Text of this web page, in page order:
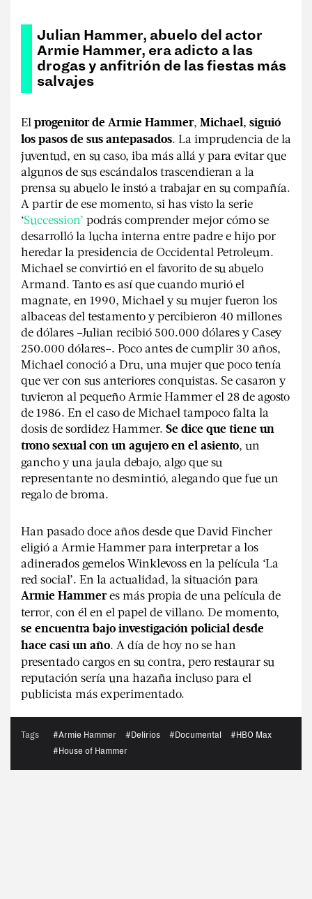
Julian Hammer, abuelo del actor
Armie Hammer, era adicto a las
drogas y anfitrión de las fiestas más
salvajes
El progenitor de Armie Hammer, Michael, siguió
los pasos de sus antepasados. La imprudencia de la
juventud, en su caso, iba más allá y para evitar que
algunos de sus escándalos trascendieran a la
prensa su abuelo le instó a trabajar en su compañía.
A partir de ese momento, si has visto la serie
‘Succession’ podrás comprender mejor cómo se
desarrolló la lucha interna entre padre e hijo por
heredar la presidencia de Occidental Petroleum.
Michael se convirtió en el favorito de su abuelo
Armand. Tanto es así que cuando murió el
magnate, en 1990, Michael y su mujer fueron los
albaceas del testamento y percibieron 40 millones
de dólares –Julian recibió 500.000 dólares y Casey
250.000 dólares–. Poco antes de cumplir 30 años,
Michael conoció a Dru, una mujer que poco tenía
que ver con sus anteriores conquistas. Se casaron y
tuvieron al pequeño Armie Hammer el 28 de agosto
de 1986. En el caso de Michael tampoco falta la
dosis de sordidez Hammer. Se dice que tiene un
trono sexual con un agujero en el asiento, un
gancho y una jaula debajo, algo que su
representante no desmintió, alegando que fue un
regalo de broma.
Han pasado doce años desde que David Fincher
eligió a Armie Hammer para interpretar a los
adinerados gemelos Winklevoss en la película ‘La
red social’. En la actualidad, la situación para
Armie Hammeres más propia de una película de
terror, con él en el papel de villano. De momento,
se encuentra bajo investigación policial desde
hace casi un año. A día de hoy no se han
presentado cargos en su contra, pero restaurar su
reputación sería una hazaña incluso para el
publicista más experimentado.
Tags #Armie Hammer #Delirios #Documental
#HBO Max
#House of Hammer